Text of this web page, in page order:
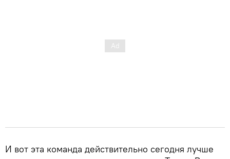
И вот эта команда действительно сегодня лучше